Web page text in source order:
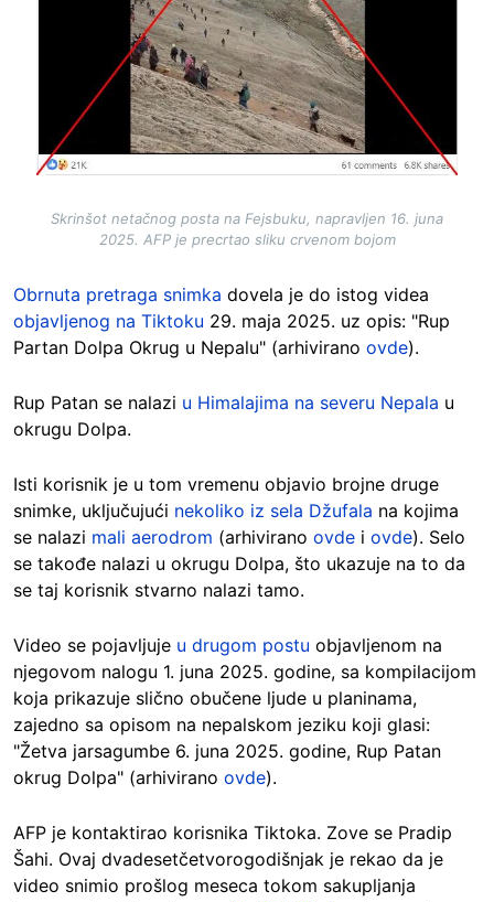
Skrinšot netačnog posta na Fejsbuku, napravljen 16. juna
2025. AFP je precrtao sliku crvenom bojom
Obrnuta pretraga snimka dovela je do istog videa
objavljenog na Tiktoku 29. maja 2025. uz opis: "Rup
Partan Dolpa Okrug u Nepalu" (arhivirano ovde).
Rup Patan se nalazi u Himalajima na severu Nepala u
okrugu Dolpa.
Isti korisnik je u tom vremenu objavio brojne druge
snimke, uključujući nekoliko iz sela Džufala na kojima
se nalazi mali aerodrom (arhivirano ovde i ovde). Selo
se takođe nalazi u okrugu Dolpa, što ukazuje na to da
se taj korisnik stvarno nalazi tamo.
Video se pojavljuje u drugom postu objavljenom na
njegovom nalogu 1. juna 2025. godine, sa kompilacijom
koja prikazuje slično obučene ljude u planinama,
zajedno sa opisom na nepalskom jeziku koji glasi:
"Žetva jarsagumbe 6. juna 2025. godine, Rup Patan
okrug Dolpa" (arhivirano ovde).
AFP je kontaktirao korisnika Tiktoka. Zove se Pradip
Šahi. Ovaj dvadesetčetvorogodišnjak je rekao da je
video snimio prošlog meseca tokom sakupljanja